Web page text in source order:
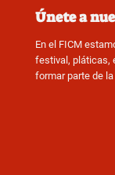
Únete a
En el FICM
festival, pláticas,
formar parte de